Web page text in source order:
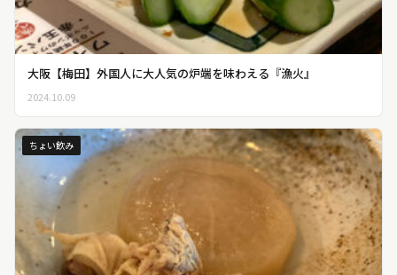
大阪【梅田】外国人に大人気の炉端を味わえる『漁火』
2024.10.09
ちょい飲み